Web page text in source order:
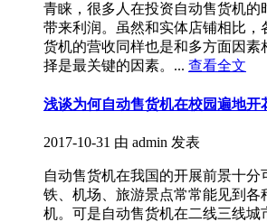
青睐，很多人在投资自动售货机的
带来利润。虽然和实体店铺相比，
货机的营收同样也是和多方面因素
择是最关键的因素。... 查看全文
浅谈为何自动售货机​在校园遍地开
2017-10-31 由 admin 发表
自动售货机在我国的开展前景十分
铁、机场、旅游景点常常能见到各
机。可是自动售货机在二线三线城